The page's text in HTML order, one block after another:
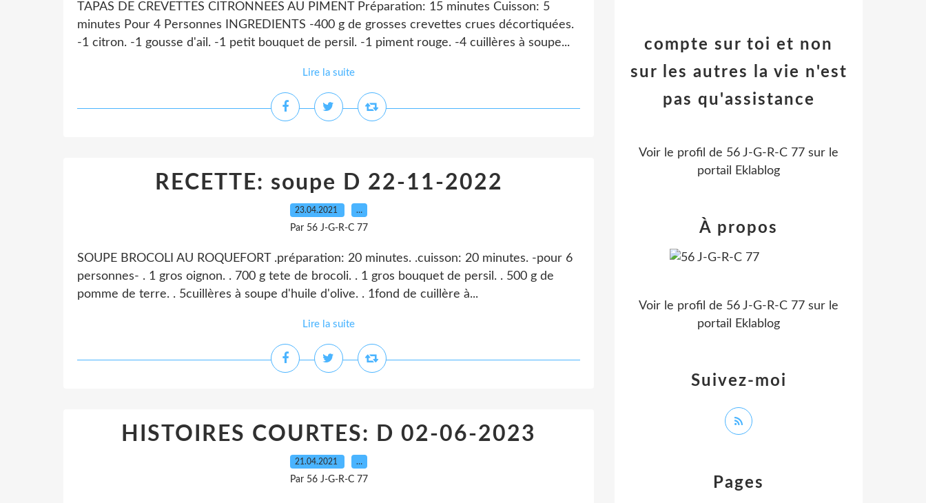
TAPAS DE CREVETTES CITRONNEES AU PIMENT Préparation: 15 minutes Cuisson: 5
minutes Pour 4 Personnes INGREDIENTS -400 g de grosses crevettes crues décortiquées.
-1 citron. -1 gousse d'ail. -1 petit bouquet de persil. -1 piment rouge. -4 cuillères à soupe...
Lire la suite
RECETTE: soupe D 22-11-2022
23.04.2021 …
Par 56 J-G-R-C 77
SOUPE BROCOLI AU ROQUEFORT .préparation: 20 minutes. .cuisson: 20 minutes. -pour 6
personnes- . 1 gros oignon. . 700 g tete de brocoli. . 1 gros bouquet de persil. . 500 g de
pomme de terre. . 5cuillères à soupe d'huile d'olive. . 1fond de cuillère à...
Lire la suite
HISTOIRES COURTES: D 02-06-2023
21.04.2021 …
Par 56 J-G-R-C 77 Pages
compte sur toi et non
sur les autres la vie n'est
pas qu'assistance
Voir le profil de 56 J-G-R-C 77 sur le
portail Eklablog
Suivez-moi
À propos
Voir le profil de 56 J-G-R-C 77 sur le
portail Eklablog